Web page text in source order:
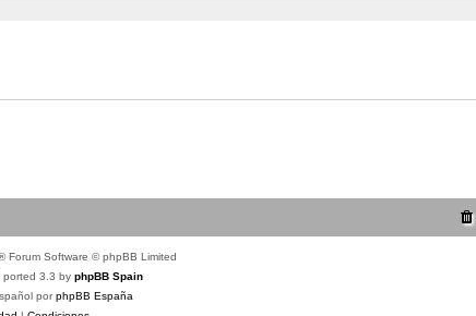
Forum Software © phpBB Limited
ported 3.3 by phpBB Spain
porphpBB España